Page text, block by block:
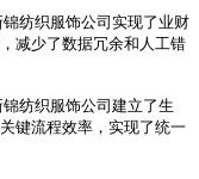
纺织服饰公司实现了业财
减少了数据冗余和人工错
纺织服饰公司建立了生
键流程效率，实现了统一